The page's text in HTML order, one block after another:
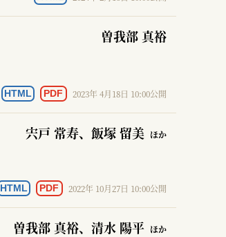
曽我部 真裕
HTML PDF 2023年 4月18日 10:00公開
宍戸 常寿、飯塚 留美 ほか
HTML PDF 2022年 10月27日 10:00公開
曽我部 真裕、清水 陽平 ほか